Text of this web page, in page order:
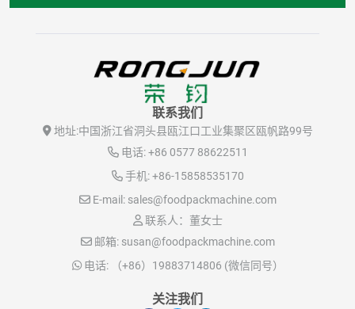
联系我们
地址:中国浙江省洞头县瓯江口工业集聚区瓯帆路99号
电话: +86 0577 88622511
手机: +86-15858535170
E-mail: sales@foodpackmachine.com
联系人：董女士
邮箱: susan@foodpackmachine.com
电话:
（+86）19883714806 (微信同号）
关注我们